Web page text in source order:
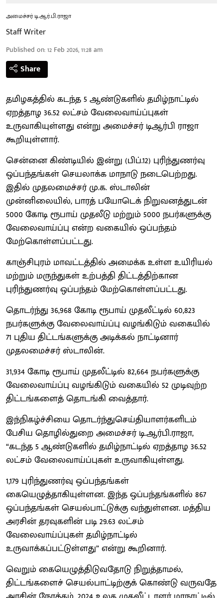
அமைச்சர் டி.ஆர்.பி.ராஜா
Staff Writer
Published on:12 Feb 2026, 11:28 am
Share
தமிழகத்தில் கடந்த 5 ஆண்டுகளில் தமிழ்நாட்டில்
ஏறத்தாழ 36.52 லட்சம் வேலைவாய்ப்புகள்
உருவாகியுள்ளது என்று அமைச்சர் டிஆர்பி ராஜா
கூறியுள்ளார்.
சென்னை கிண்டியில் இன்று (பிப்.12) புரிந்துணர்வு
ஒப்பந்தங்கள் செயலாக்க மாநாடு நடைபெற்றது.
இதில் முதலமைச்சர் மு.க. ஸ்டாலின்
முன்னிலையில், பாரத் பயோடெக் நிறுவனத்துடன்
5000 கோடி ரூபாய் முதலீடு மற்றும் 5000 நபர்களுக்கு
வேலைவாய்ப்பு என்ற வகையில் ஒப்பந்தம்
மேற்கொள்ளப்பட்டது.
காஞ்சிபுரம் மாவட்டத்தில் அமைக்க உள்ள உயிரியல்
மற்றும் மருந்துகள் உற்பத்தி திட்டத்திற்கான
புரிந்துணர்வு ஒப்பந்தம் மேற்கொள்ளப்பட்டது.
தொடர்ந்து 36,968 கோடி ரூபாய் முதலீட்டில் 60,823
நபர்களுக்கு வேலைவாய்ப்பு வழங்கிடும் வகையில்
71 புதிய திட்டங்களுக்கு அடிக்கல் நாட்டினார்
முதலமைச்சர் ஸ்டாலின்.
31,934 கோடி ரூபாய் முதலீட்டில் 82,664 நபர்களுக்கு
வேலைவாய்ப்பு வழங்கிடும் வகையில் 52 முடிவுற்ற
திட்டங்களைத் தொடங்கி வைத்தார்.
இந்நிகழ்ச்சியை தொடர்ந்துசெய்தியாளர்களிடம்
பேசிய தொழில்துறை அமைச்சர் டி.ஆர்பி.ராஜா,
“கடந்த 5 ஆண்டுகளில் தமிழ்நாட்டில் ஏறத்தாழ 36.52
லட்சம் வேலைவாய்ப்புகள் உருவாகியுள்ளது.
1,179 புரிந்துணர்வு ஒப்பந்தங்கள்
கையெழுத்தாகியுள்ளன. இந்த ஒப்பந்தங்களில் 867
ஒப்பந்தங்கள் செயல்பாட்டுக்கு வந்துள்ளன. மத்திய
அரசின் தரவுகளின் படி 29.63 லட்சம்
வேலைவாய்ப்புகள் தமிழ்நாட்டில்
உருவாக்கப்பட்டுள்ளது” என்று கூறினார்.
வெறும் கையெழுத்திடுவதோடு நிறுத்தாமல்,
திட்டங்களைச் செயல்பாட்டிற்குக் கொண்டு வருவதே